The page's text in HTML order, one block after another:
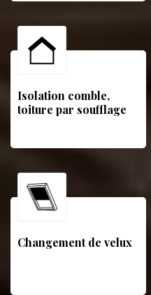
Isolation comble,
toiture par soufflage
Changement de velux